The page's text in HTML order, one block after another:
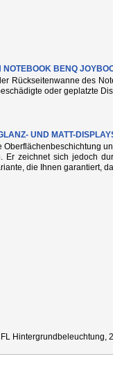
NOTEBOOK BENQ
Rückseitenwanne des
oder geplatzte
UND MATT-
Er zeichnet sich jedoch
die Ihnen garantiert,